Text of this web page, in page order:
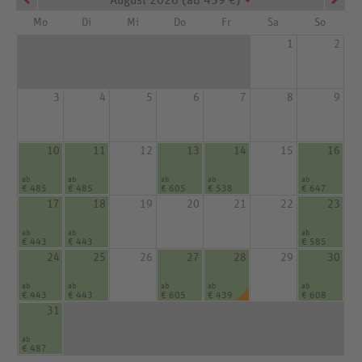
Mo Di Mi Do Fr Sa
So
1
2
3 4 5 6 7 8 9
10
ab
€ 485
11
ab
€ 485
12 13
ab
€ 605
14
ab
€ 538
15 16
ab
€ 647
17
ab
€ 443
18
ab
€ 443
19 20 21 22 23
ab
€ 585
24
ab
€ 443
25
ab
€ 443
26 27
ab
€ 605
28
ab
€ 439
29 30
ab
€ 608
31
ab
€ 487